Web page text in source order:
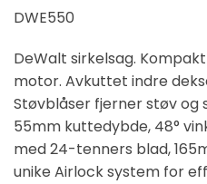
DWE550
DeWalt sirkelsag.
motor. Avkuttet indre
Støvblåser fjerner støv og
55mm kuttedybde, 48°
med 24-tenners blad,
unike Airlock system for